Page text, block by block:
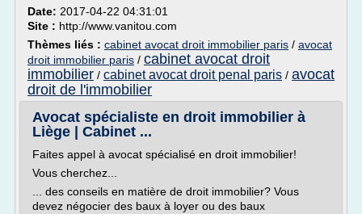
Date: 2017-04-22 04:31:01
Site : http://www.vanitou.com
Thèmes liés : cabinet avocat droit immobilier paris / avocat
droit immobilier paris / cabinet avocat droit
immobilier / cabinet avocat droit penal paris / avocat
droit de l'immobilier
Avocat spécialiste en droit immobilier à
Liège | Cabinet ...
Faites appel à avocat spécialisé en droit immobilier!
Vous cherchez...
... des conseils en matière de droit immobilier? Vous
devez négocier des baux à loyer ou des baux